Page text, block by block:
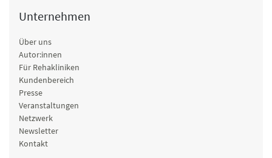
Unternehmen
Über uns
Autor:innen
Für Rehakliniken
Kundenbereich
Presse
Veranstaltungen
Netzwerk
Newsletter
Kontakt